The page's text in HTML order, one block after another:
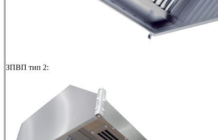
ЗПВП тип 2: